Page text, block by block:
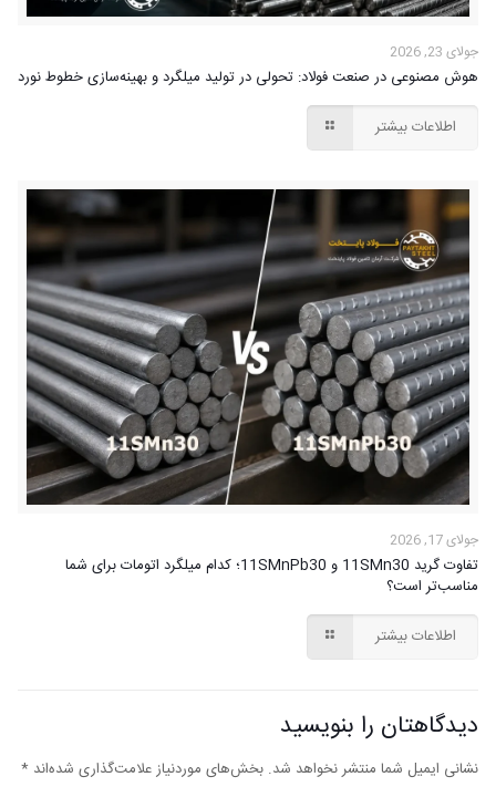
جولای 23, 2026
هوش مصنوعی در صنعت فولاد: تحولی در تولید میلگرد و بهینه‌سازی خطوط نورد
اطلاعات بیشتر
جولای 17, 2026
تفاوت گرید 11SMn30 و 11SMnPb30؛ کدام میلگرد اتومات برای شما
مناسب‌تر است؟
اطلاعات بیشتر
دیدگاهتان را بنویسید
نشانی ایمیل شما منتشر نخواهد شد. بخش‌های موردنیاز علامت‌گذاری شده‌اند *